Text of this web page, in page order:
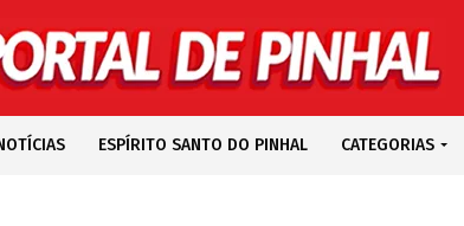
ESPÍRITO SANTO DO PINHAL CATEGORIAS